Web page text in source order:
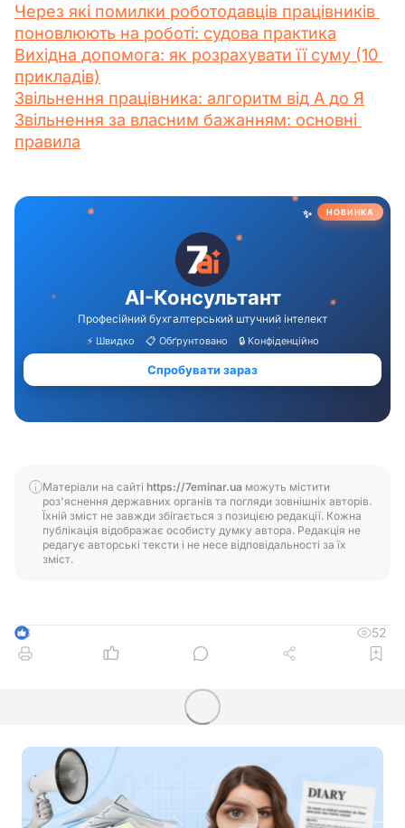
Через які помилки роботодавців працівників
поновлюють на роботі: судова практика
Вихідна допомога: як розрахувати її суму (10
прикладів)
Звільнення працівника: алгоритм від А до Я
Звільнення за власним бажанням: основні
правила
Матеріали на сайті https://7eminar.ua можуть містити
роз'яснення державних органів та погляди зовнішніх авторів.
Їхній зміст не завжди збігається з позицією редакції. Кожна
публікація відображає особисту думку автора. Редакція не
редагує авторські тексти і не несе відповідальності за їх
зміст.
3 52